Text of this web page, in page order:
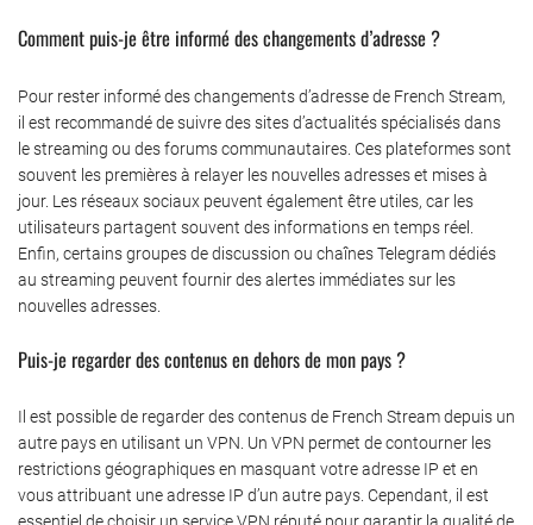
Comment puis-je être informé des changements d’adresse ?
Pour rester informé des changements d’adresse de French Stream,
il est recommandé de suivre des sites d’actualités spécialisés dans
le streaming ou des forums communautaires. Ces plateformes sont
souvent les premières à relayer les nouvelles adresses et mises à
jour. Les réseaux sociaux peuvent également être utiles, car les
utilisateurs partagent souvent des informations en temps réel.
Enfin, certains groupes de discussion ou chaînes Telegram dédiés
au streaming peuvent fournir des alertes immédiates sur les
nouvelles adresses.
Puis-je regarder des contenus en dehors de mon pays ?
Il est possible de regarder des contenus de French Stream depuis un
autre pays en utilisant un VPN. Un VPN permet de contourner les
restrictions géographiques en masquant votre adresse IP et en
vous attribuant une adresse IP d’un autre pays. Cependant, il est